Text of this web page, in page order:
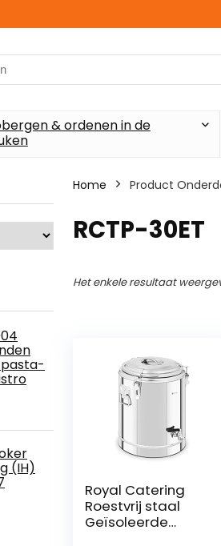
& ordenen in de
pasta-
(IH)
Home Product
‎RCTP-30ET
Het enkele resultaat
Royal Catering
Roestvrij staal
Geïsoleerde